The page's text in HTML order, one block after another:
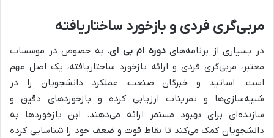
مربی‌گری فردی و بازخورد ساختاریافته
در بسیاری از برنامه‌هایدوره ام بی ای، به خصوص در موسسات
معتبر، مربی‌گری فردی و ارائه بازخورد ساختاریافته، یک اصل مهم
است. اساتید و خبرگان صنعت، عملکرد دانشجویان را در
شبیه‌سازی‌ها و تمرینات ارزیابی کرده و بازخوردهای دقیق و
سازنده‌ای برای بهبود مستمر ارائه می‌دهند. این بازخوردها به
دانشجویان کمک می‌کند تا نقاط قوت و ضعف خود را شناسایی کرده